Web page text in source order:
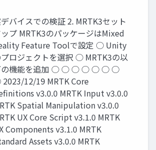
バイスでの検証 2. MRTK3セット
プ MRTK3のパッケージはMixed
Feature Toolで設定 ○ Unity
ロジェクトを選択 ○ MRTK3の以
の機能を追加 ○ ○ ○ ○ ○ ○ ○
12/19 MRTK Core
v3.0.0 MRTK Input v3.0.0
Spatial Manipulation v3.0.0
UX Core Script v3.1.0 MRTK
Components v3.1.0 MRTK
Assets v3.0.0 MRTK